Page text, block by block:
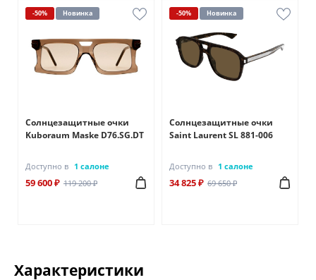
-50% Новинка
Солнцезащитные очки
Kuboraum Maske D76.SG.DT
Доступно в 1 салоне
59 600 ₽ 119 200 ₽
-50% Новинка
Солнцезащитные очки
Saint Laurent SL 881-006
Доступно в 1 салоне
34 825 ₽ 69 650 ₽
Характеристики